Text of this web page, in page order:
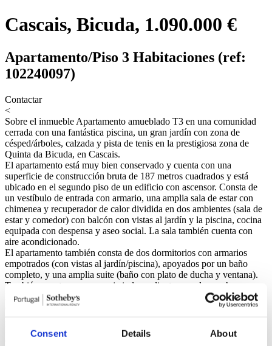
Consent Details About
Cascais, Bicuda, 1.090.000 €
Apartamento/Piso 3 Habitaciones (ref:
102240097)
Contactar
<
Sobre el inmueble Apartamento amueblado T3 en una comunidad
cerrada con una fantástica piscina, un gran jardín con zona de
césped/árboles, calzada y pista de tenis en la prestigiosa zona de
Quinta da Bicuda, en Cascais.
El apartamento está muy bien conservado y cuenta con una
superficie de construcción bruta de 187 metros cuadrados y está
ubicado en el segundo piso de un edificio con ascensor. Consta de
un vestíbulo de entrada con armario, una amplia sala de estar con
chimenea y recuperador de calor dividida en dos ambientes (sala de
estar y comedor) con balcón con vistas al jardín y la piscina, cocina
equipada con despensa y aseo social. La sala también cuenta con
aire acondicionado.
El apartamento también consta de dos dormitorios con armarios
empotrados (con vistas al jardín/piscina), apoyados por un baño
completo, y una amplia suite (baño con plato de ducha y ventana).
También cuenta con un garaje independiente para dos coches.
El condominio también cuenta con un encargado disponible para
cuidar el jardín y la piscina y para asistir a los residentes. Durante los
meses de verano, también hay seguridad nocturna.
Estratégicamente ubicado en una zona residencial muy tranquila
entre Quinta da Marinha y la zona de Guía, a cinco minutos en